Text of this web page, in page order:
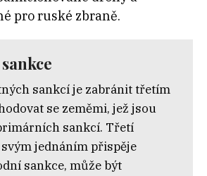
pro ruské zbraně.
sankcí je zabránit třetím
se zeměmi, jež jsou
sankcí. Třetí
jednáním přispěje
sankce, může být